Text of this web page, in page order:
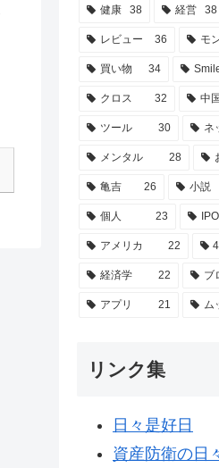
健康 38 経営 38
レビュー 36 モ
買い物 34
クロス 32 中
ツール 30 ネ
メンタル 28
亀吉 26 小説
個人 23 IPO
アメリカ 22
経済学 22 ブ
アプリ 21 ム
リンク集
日々是好日
資産防衛の日